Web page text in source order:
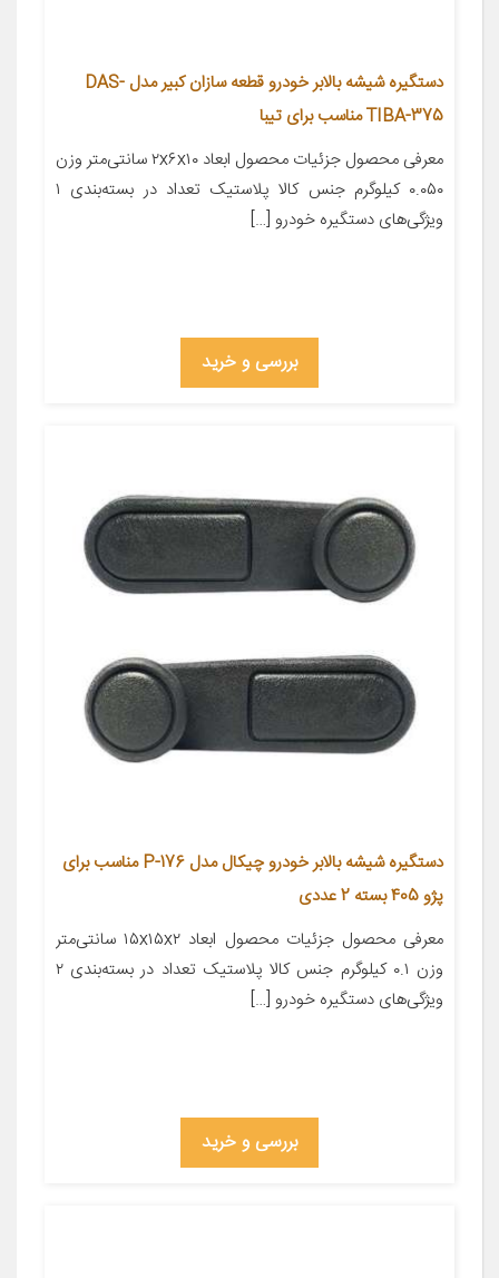
دستگیره شیشه بالابر خودرو قطعه سازان کبیر مدل DAS-
TIBA-375 مناسب برای تیبا
معرفی محصول جزئیات محصول ابعاد ۲x۶x۱۰ سانتی‌متر وزن
۰.۰۵۰ کیلوگرم جنس کالا پلاستیک تعداد در بسته‌بندی ۱
ویژگی‌های دستگیره خودرو […]
بررسی و خرید
دستگیره شیشه بالابر خودرو چیکال مدل P-176 مناسب برای
پژو 405 بسته 2 عددی
معرفی محصول جزئیات محصول ابعاد ۱۵x۱۵x۲ سانتی‌متر
وزن ۰.۱ کیلوگرم جنس کالا پلاستیک تعداد در بسته‌بندی ۲
ویژگی‌های دستگیره خودرو […]
بررسی و خرید